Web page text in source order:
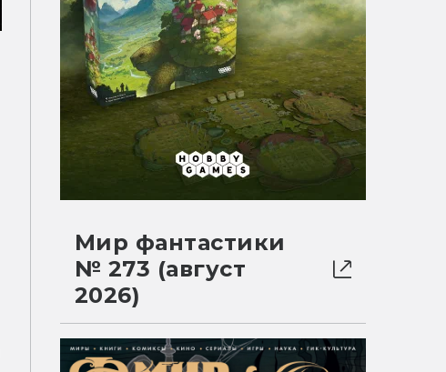
Мир фантастики
№ 273 (август
2026)